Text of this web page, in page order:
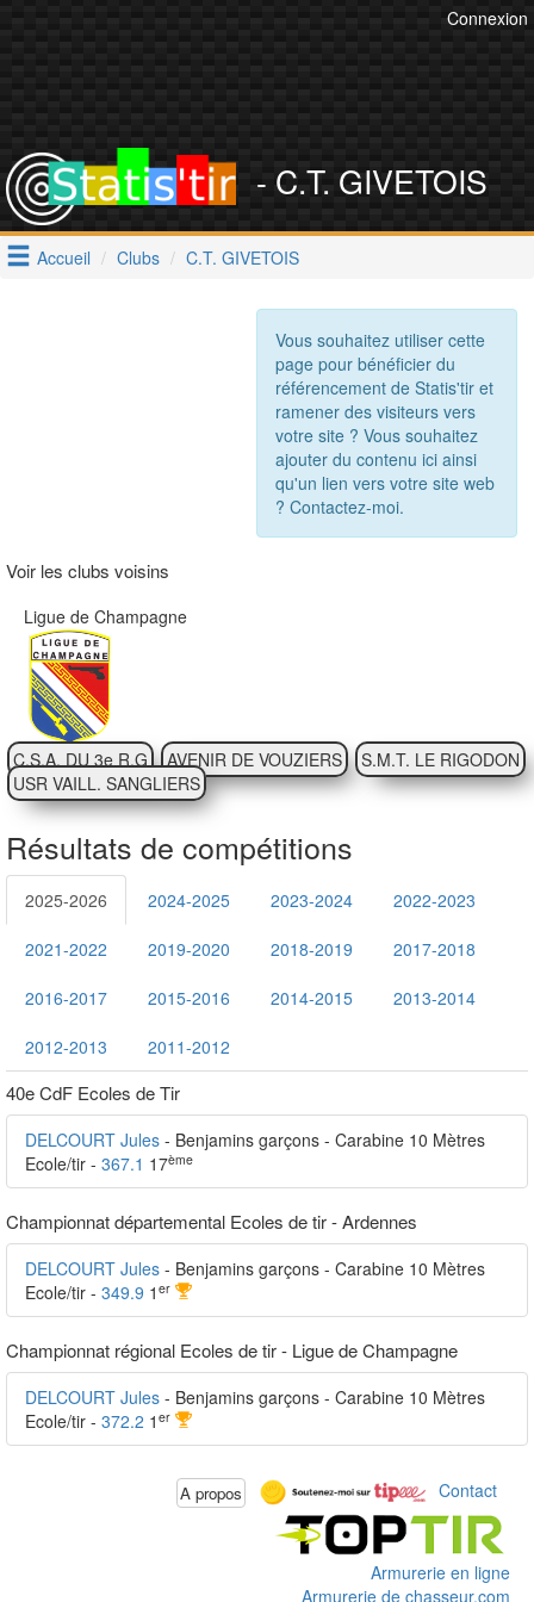
Connexion
- C.T. GIVETOIS
Accueil Clubs C.T. GIVETOIS
Vous souhaitez utiliser cette
page pour bénéficier du
référencement de Statis'tir et
ramener des visiteurs vers
votre site ? Vous souhaitez
ajouter du contenu ici ainsi
qu'un lien vers votre site web
? Contactez-moi.
Voir les clubs voisins
Ligue de Champagne
C.S.A. DU 3e R.G AVENIR DE VOUZIERS
S.M.T. LE RIGODON
USR VAILL. SANGLIERS
Résultats de compétitions
2025-2026 2024-2025 2023-2024 2022-2023
2021-2022 2019-2020 2018-2019 2017-2018
2016-2017 2015-2016 2014-2015 2013-2014
2012-2013 2011-2012
40e CdF Ecoles de Tir
DELCOURT Jules - Benjamins garçons - Carabine 10 Mètres
Ecole/tir - 367.1 17ème
Championnat départemental Ecoles de tir - Ardennes
DELCOURT Jules - Benjamins garçons - Carabine 10 Mètres
Ecole/tir - 349.9 1 er
Championnat régional Ecoles de tir - Ligue de Champagne
DELCOURT Jules - Benjamins garçons - Carabine 10 Mètres
Ecole/tir - 372.2 1 er
A propos Contact
Armurerie en ligne
Armurerie de chasseur.com